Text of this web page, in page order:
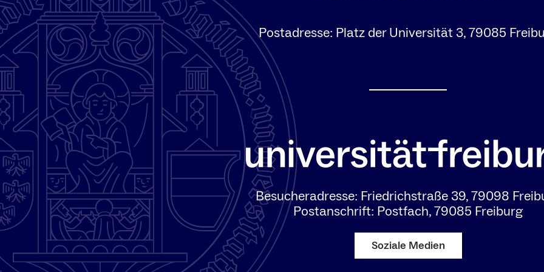
Postadresse: Platz der Universität 3, 79085
Besucheradresse: Friedrichstraße 39, 79098
Postanschrift: Postfach, 79085 Freiburg
Soziale Medien